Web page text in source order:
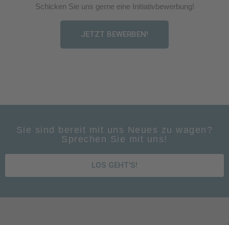
Schicken Sie uns gerne eine Initiativbewerbung!
JETZT BEWERBEN!
Sie sind bereit mit uns Neues zu wagen?
Sprechen Sie mit uns!
LOS GEHT'S!